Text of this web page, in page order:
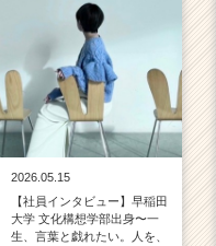
2026.05.15
【社員インタビュー】早稲田
大学 文化構想学部出身〜一
生、言葉と戯れたい。人を、